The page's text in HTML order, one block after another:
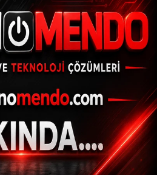
- 00:22
yangılar
ABONE OL